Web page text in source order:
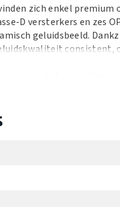
zich enkel premium
D versterkers en zes
geluidsbeeld.
consistent,
dankzij
analyseert de
en
streaming
Connect, TIDAL